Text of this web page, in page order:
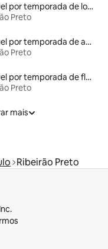
Aluguel por temporada de lofts
Preto
Aluguel por temporada de apart-hotéis
Preto
Aluguel por temporada de flats
Preto
mais
Ribeirão Preto